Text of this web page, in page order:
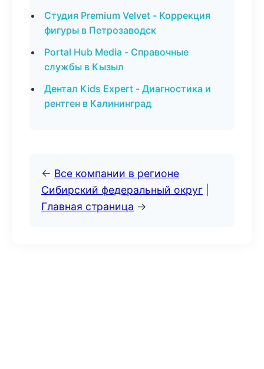
Студия Premium Velvet - Коррекция
фигуры в Петрозаводск
Portal Hub Media - Справочные
службы в Кызыл
Дентал Kids Expert - Диагностика и
рентген в Калининград
← Все компании в регионе
Сибирский федеральный округ
Главная страница →